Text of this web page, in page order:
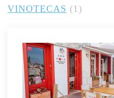
VINOTECAS (1)